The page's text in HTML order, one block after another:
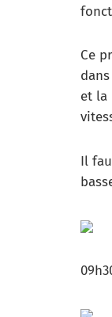
Ce
et la
Il